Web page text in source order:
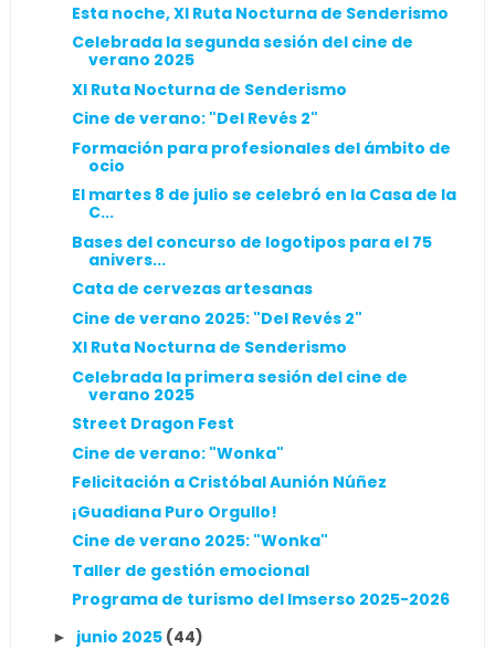
Esta noche, XI Ruta Nocturna de Senderismo
Celebrada la segunda sesión del cine de
verano 2025
XI Ruta Nocturna de Senderismo
Cine de verano: "Del Revés 2"
Formación para profesionales del ámbito de
ocio
El martes 8 de julio se celebró en la Casa de la
C...
Bases del concurso de logotipos para el 75
anivers...
Cata de cervezas artesanas
Cine de verano 2025: "Del Revés 2"
XI Ruta Nocturna de Senderismo
Celebrada la primera sesión del cine de
verano 2025
Street Dragon Fest
Cine de verano: "Wonka"
Felicitación a Cristóbal Aunión Núñez
¡Guadiana Puro Orgullo!
Cine de verano 2025: "Wonka"
Taller de gestión emocional
Programa de turismo del Imserso 2025-2026
► junio 2025 (44)